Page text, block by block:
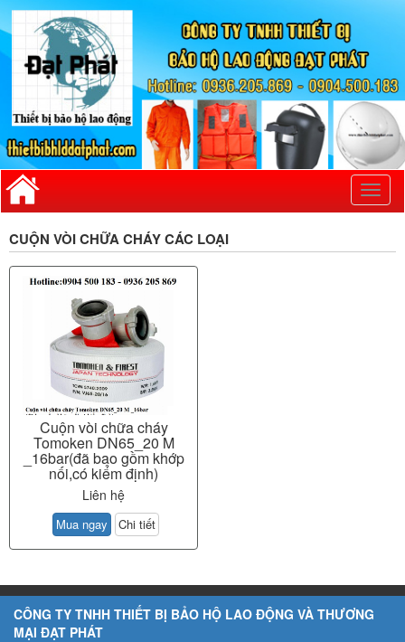
CUỘN VÒI CHỮA CHÁY CÁC LOẠI
Cuộn vòi chữa cháy
Tomoken DN65_20 M
_16bar(đã bao gồm khớp
nối,có kiểm định)
Liên hệ
Mua ngay Chi tiết
CÔNG TY TNHH THIẾT BỊ BẢO HỘ LAO ĐỘNG VÀ THƯƠNG
MẠI ĐẠT PHÁT